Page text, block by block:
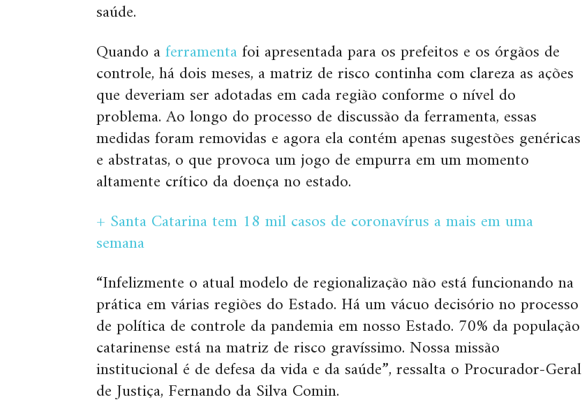
saúde.
Quando aferramentafoi apresentada para os prefeitos e os órgãos de
controle, há dois meses, a matriz de risco continha com clareza as ações
que deveriam ser adotadas em cada região conforme o nível do
problema. Ao longo do processo de discussão da ferramenta, essas
medidas foram removidas e agora ela contém apenas sugestões genéricas
e abstratas, o que provoca um jogo de empurra em um momento
altamente crítico da doença no estado.
+ Santa Catarina tem 18 mil casos de coronavírus a mais em uma
semana
“Infelizmente o atual modelo de regionalização não está funcionando na
prática em várias regiões do Estado. Há um vácuo decisório no processo
de política de controle da pandemia em nosso Estado. 70% da população
catarinense está na matriz de risco gravíssimo. Nossa missão
institucional é de defesa da vida e da saúde”, ressalta o Procurador-Geral
de Justiça, Fernando da Silva Comin.